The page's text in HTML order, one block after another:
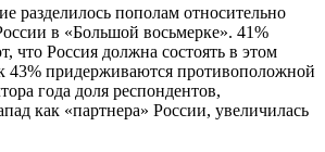
разделилось пополам относительно
в «Большой восьмерке». 41%
что Россия должна состоять в этом
43% придерживаются противоположной
года доля респондентов,
как «партнера» России, увеличилась